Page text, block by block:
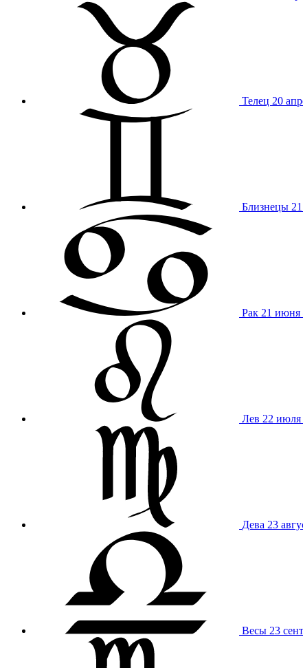
Телец 20
Близнецы
Рак 21 июня
Лев 22 июля
Дева 23
Весы 23